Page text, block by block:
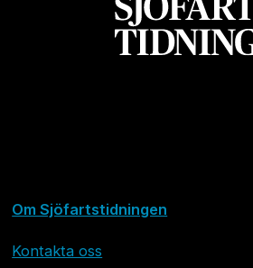
Om Sjöfartstidningen
Kontakta oss